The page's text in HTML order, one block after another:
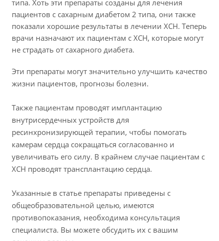
типа. Хоть эти препараты созданы для лечения
пациентов с сахарным диабетом 2 типа, они также
показали хорошие результаты в лечении ХСН. Теперь
врачи назначают их пациентам с ХСН, которые могут
не страдать от сахарного диабета.
Эти препараты могут значительно улучшить качество
жизни пациентов, прогнозы болезни.
Также пациентам проводят имплантацию
внутрисердечных устройств для
ресинхронизирующей терапии, чтобы помогать
камерам сердца сокращаться согласованно и
увеличивать его силу. В крайнем случае пациентам с
ХСН проводят трансплантацию сердца.
Указанные в статье препараты приведены с
общеобразовательной целью, имеются
противопоказания, необходима консультация
специалиста. Вы можете обсудить их с вашим